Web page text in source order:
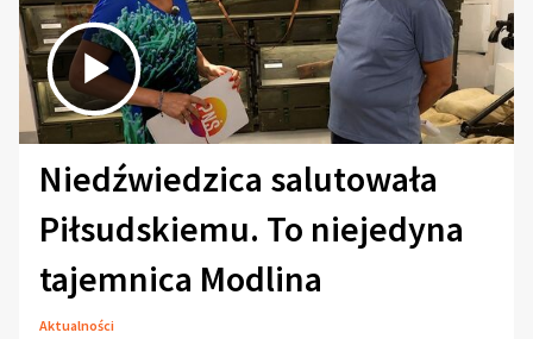
Niedźwiedzica salutowała
Piłsudskiemu. To niejedyna
tajemnica Modlina
Aktualności